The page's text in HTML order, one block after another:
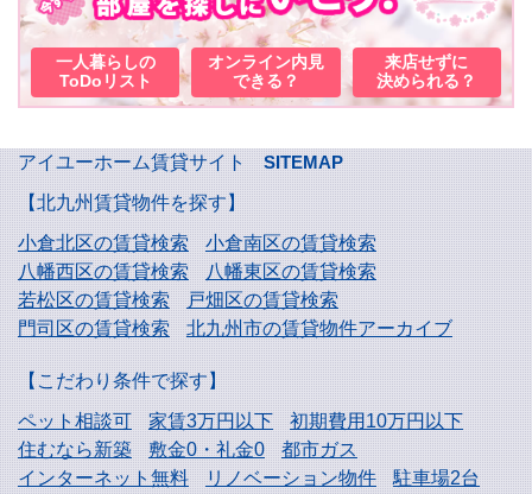
一人暮らしの
ToDoリスト
オンライン内見
できる？
来店せずに
決められる？
アイユーホーム賃貸サイト
SITEMAP
【北九州賃貸物件を探す】
小倉北区の賃貸検索
小倉南区の賃貸検索
八幡西区の賃貸検索
八幡東区の賃貸検索
若松区の賃貸検索
戸畑区の賃貸検索
門司区の賃貸検索
北九州市の賃貸物件アーカイブ
【こだわり条件で探す】
ペット相談可
家賃3万円以下
初期費用10万円以下
住むなら新築
敷金0・礼金0
都市ガス
インターネット無料
リノベーション物件
駐車場2台